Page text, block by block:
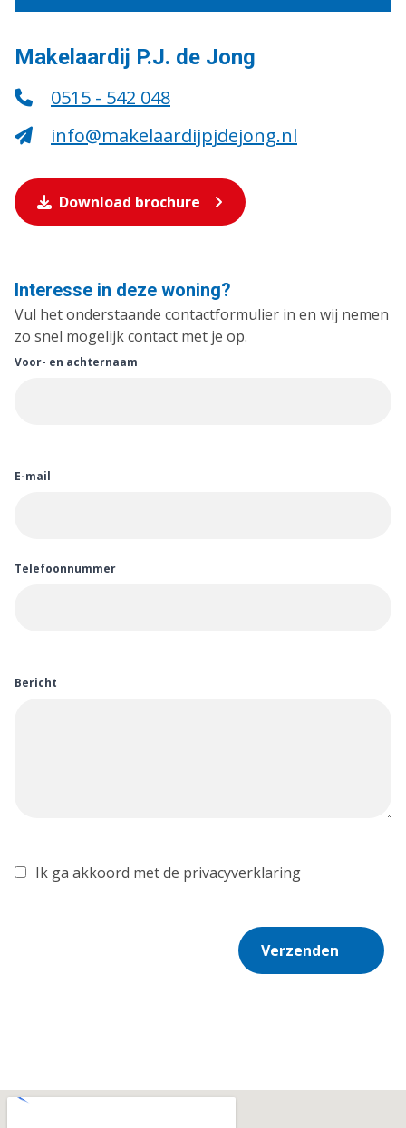
Makelaardij P.J. de Jong
0515 - 542 048
info@makelaardijpjdejong.nl
Download brochure
Interesse in deze woning?
Vul het onderstaande contactformulier in en wij nemen
zo snel mogelijk contact met je op.
Voor- en achternaam
E-mail
Telefoonnummer
Bericht
Ik ga akkoord met de privacyverklaring
Verzenden